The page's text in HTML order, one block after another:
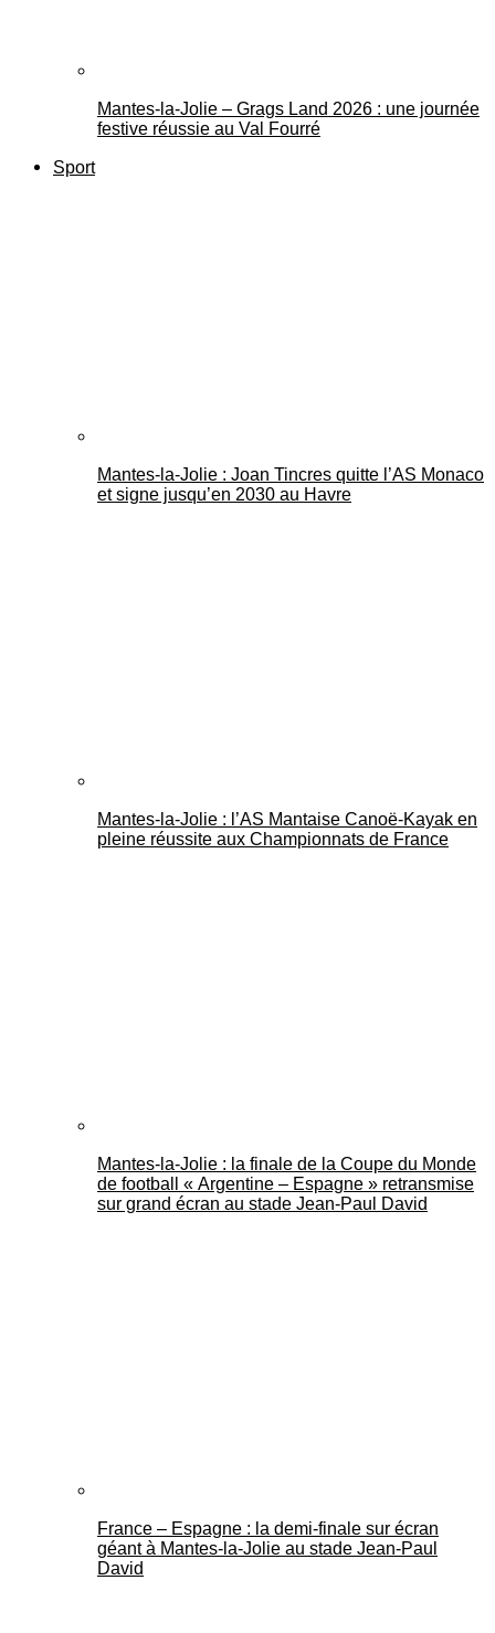
Mantes-la-Jolie – Grags Land 2026 : une journée
festive réussie au Val Fourré
Sport
Mantes-la-Jolie : Joan Tincres quitte l’AS Monaco
et signe jusqu’en 2030 au Havre
Mantes-la-Jolie : l’AS Mantaise Canoë‑Kayak en
pleine réussite aux Championnats de France
Mantes-la-Jolie : la finale de la Coupe du Monde
de football « Argentine – Espagne » retransmise
sur grand écran au stade Jean-Paul David
France – Espagne : la demi-finale sur écran
géant à Mantes-la-Jolie au stade Jean-Paul
David